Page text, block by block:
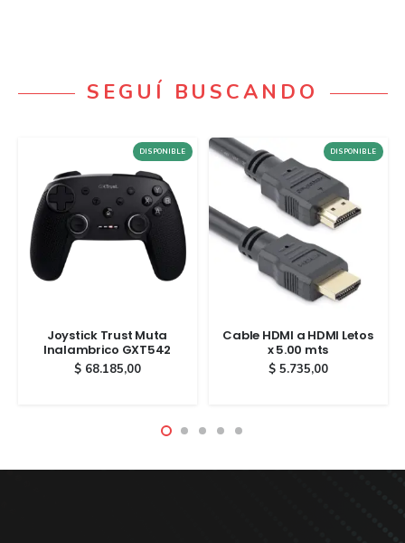
SEGUÍ BUSCANDO
DISPONIBLE
Joystick Trust Muta
Inalambrico GXT542
$68.185,00
DISPONIBLE
Cable HDMI a HDMI Letos
x 5.00 mts
$5.735,00